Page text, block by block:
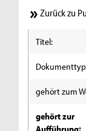
Zurück zu
Titel:
gehört zum
gehört zur
Aufführung: